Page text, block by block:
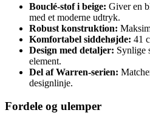
Bouclé-stof i beige: Giver en
med et moderne udtryk.
Robust konstruktion:
Komfortabel siddehøjde: 41
Design med detaljer: Synlige
element.
Del af Warren-serien:
designlinje.
Fordele og ulemper